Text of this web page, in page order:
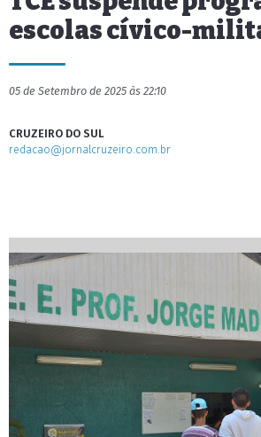
escolas cívico-
05 de Setembro de 2025 às 22:10
CRUZEIRO DO SUL
redacao@jornalcruzeiro.com.br